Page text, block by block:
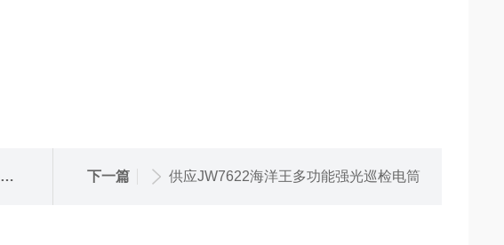
下一篇 供应JW7622海洋王多功能强光巡检电筒